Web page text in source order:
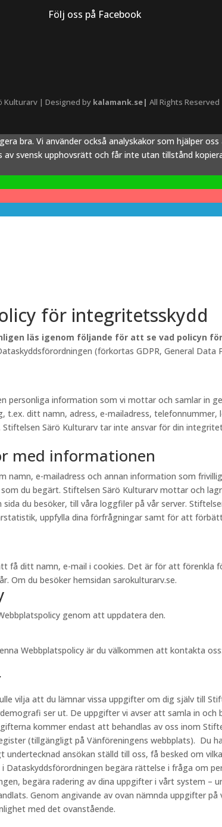
Följ oss på Facebook
Kulturarv | Designed by kalamank.se| All Rights Reserved
bra. Vi använder också analyskakor som hjälper
svensk upphovsrätt och får inte utan tillstånd
för integritetsskydd
läs igenom följande för att se vad policyn
(förkortas GDPR, General
personliga information som vi mottar och samlar in
ditt namn, adress, e-mailadress, telefonnummer,
Särö Kulturarv tar inte ansvar för din
med informationen
namn, e-mailadress och annan information som
du begärt. Stiftelsen Särö Kulturarv mottar och
du besöker, till våra loggfiler på vår server.
uppfylla dina förfrågningar samt för att
få ditt namn, e-mail i cookies. Det är för att förenkla
Om du besöker hemsidan sarokulturarv.se.
genom att uppdatera den.
Webbplatspolicy är du välkommen att kontakta
vilja att du lämnar vissa uppgifter om dig själv till
ser ut. De uppgifter vi avser att samla in och
kommer endast att behandlas av oss inom
(tillgängligt på Vänföreningens webbplats). Du
ansökan ställd till oss, få besked om
begära rättelse i fråga om
begära radering av dina uppgifter i vårt system
Genom angivande av ovan nämnda uppgifter
med det ovanstående.